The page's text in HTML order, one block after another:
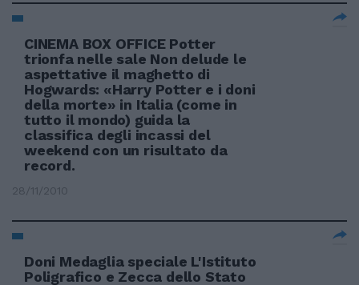
CINEMA BOX OFFICE Potter
trionfa nelle sale Non delude le
aspettative il maghetto di
Hogwards: «Harry Potter e i doni
della morte» in Italia (come in
tutto il mondo) guida la
classifica degli incassi del
weekend con un risultato da
record.
28/11/2010
Doni Medaglia speciale L'Istituto
Poligrafico e Zecca dello Stato